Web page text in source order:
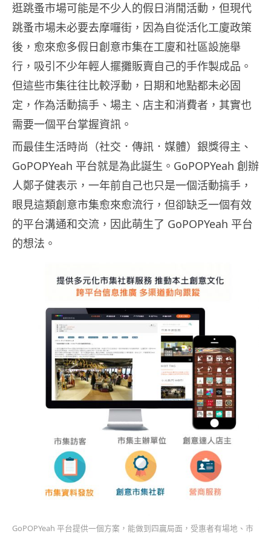
逛跳蚤市場可能是不少人的假日消閒活動，但現代
跳蚤市場未必要去摩囉街，因為自從活化工廈政策
後，愈來愈多假日創意市集在工廈和社區設施舉
行，吸引不少年輕人擺攤販賣自己的手作製成品。
但這些市集往往比較浮動，日期和地點都未必固
定，作為活動搞手、場主、店主和消費者，其實也
需要一個平台掌握資訊。
而最佳生活時尚（社交．傳訊．媒體）銀獎得主、
GoPOPYeah 平台就是為此誕生。GoPOPYeah 創辦
人鄭子健表示，一年前自己也只是一個活動搞手，
眼見這類創意市集愈來愈流行，但卻缺乏一個有效
的平台溝通和交流，因此萌生了 GoPOPYeah 平台
的想法。
GoPOPYeah 平台提供一個方案，能做到四贏局面，受惠者有場地、市